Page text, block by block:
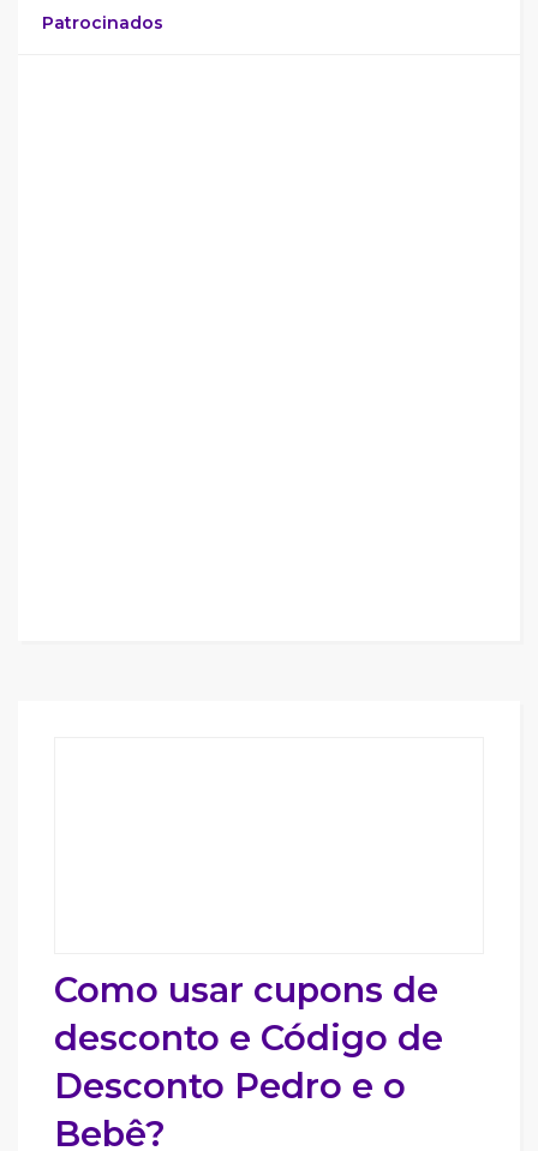
Patrocinados
Como usar cupons de
desconto e Código de
Desconto Pedro e o
Bebê?